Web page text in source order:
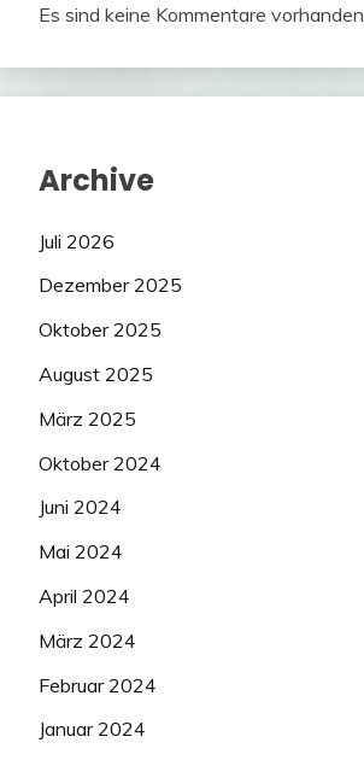
Es sind keine Kommentare vorhanden.
Archive
Juli 2026
Dezember 2025
Oktober 2025
August 2025
März 2025
Oktober 2024
Juni 2024
Mai 2024
April 2024
März 2024
Februar 2024
Januar 2024